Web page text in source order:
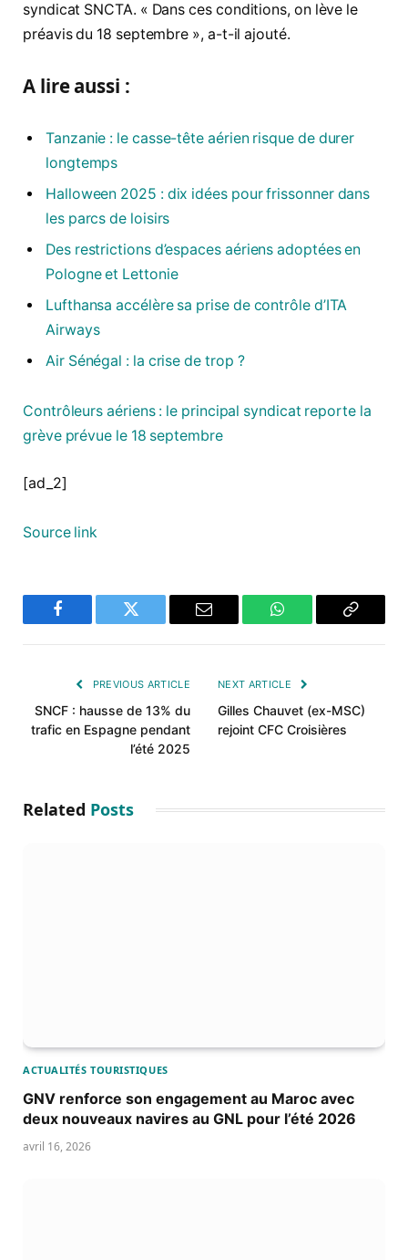
syndicat SNCTA. « Dans ces conditions, on lève le
préavis du 18 septembre », a-t-il ajouté.
A lire aussi :
Tanzanie : le casse-tête aérien risque de durer
longtemps
Halloween 2025 : dix idées pour frissonner dans
les parcs de loisirs
Des restrictions d’espaces aériens adoptées en
Pologne et Lettonie
Lufthansa accélère sa prise de contrôle d’ITA
Airways
Air Sénégal : la crise de trop ?
Contrôleurs aériens : le principal syndicat reporte la
grève prévue le 18 septembre
[ad_2]
Source link
Facebook Twitter Email WhatsAppCopy
PREVIOUS ARTICLE
SNCF : hausse de 13% du
trafic en Espagne pendant
l’été 2025
NEXT ARTICLE
Gilles Chauvet (ex-MSC)
rejoint CFC Croisières
Related Posts
ACTUALITÉS TOURISTIQUES
GNV renforce son engagement au Maroc avec
deux nouveaux navires au GNL pour l’été 2026
avril 16, 2026